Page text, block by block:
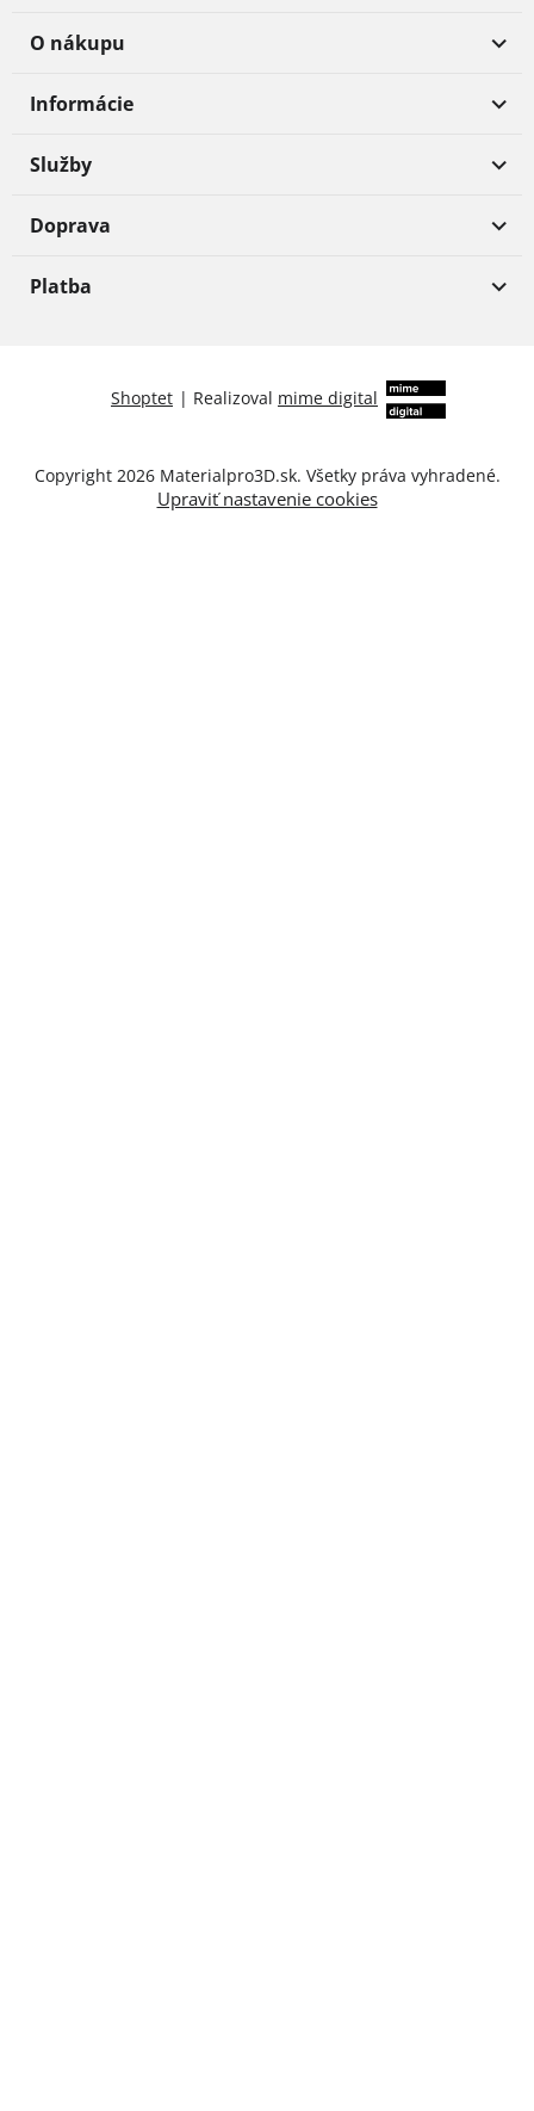
O nákupu
Informácie
Služby
Doprava
Platba
Shoptet | Realizoval mime digital
Copyright 2026 Materialpro3D.sk. Všetky práva vyhradené.
Upraviť nastavenie cookies